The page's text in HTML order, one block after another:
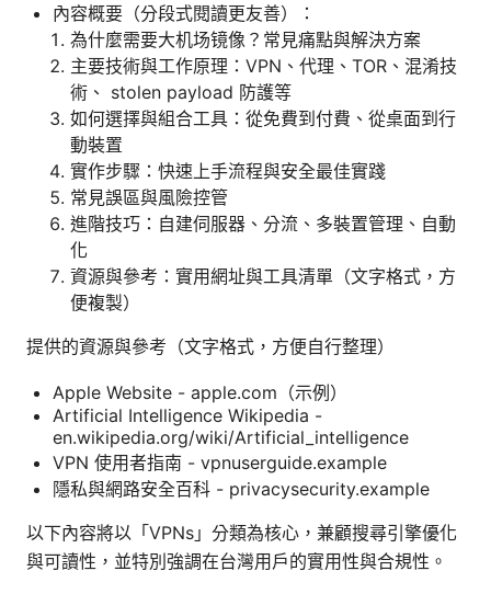
內容概要（分段式閱讀更友善）：
為什麼需要大机场镜像？常見痛點與解決方案
主要技術與工作原理：VPN、代理、TOR、混淆技
術、 stolen payload 防護等
如何選擇與組合工具：從免費到付費、從桌面到行
動裝置
實作步驟：快速上手流程與安全最佳實踐
常見誤區與風險控管
進階技巧：自建伺服器、分流、多裝置管理、自動
化
資源與參考：實用網址與工具清單（文字格式，方
便複製）
提供的資源與參考（文字格式，方便自行整理）
Apple Website - apple.com（示例）
Artificial Intelligence Wikipedia -
en.wikipedia.org/wiki/Artificial_intelligence
VPN 使用者指南 - vpnuserguide.example
隱私與網路安全百科 - privacysecurity.example
以下內容將以「VPNs」分類為核心，兼顧搜尋引擎優化
與可讀性，並特別強調在台灣用戶的實用性與合規性。